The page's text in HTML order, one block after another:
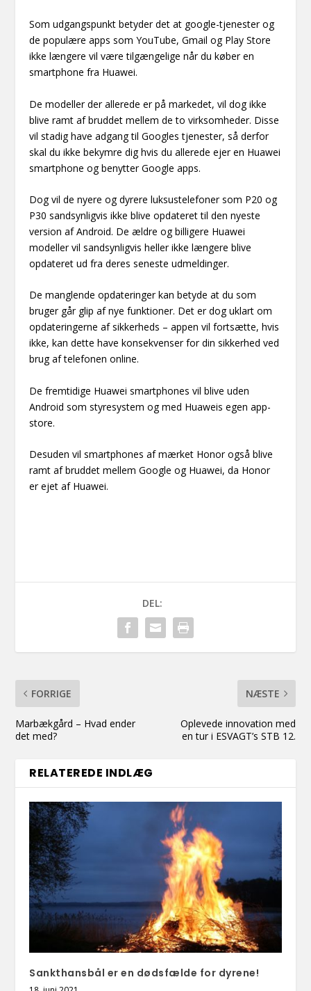
Som udgangspunkt betyder det at google-tjenester og
de populære apps som YouTube, Gmail og Play Store
ikke længere vil være tilgængelige når du køber en
smartphone fra Huawei.
De modeller der allerede er på markedet, vil dog ikke
blive ramt af bruddet mellem de to virksomheder. Disse
vil stadig have adgang til Googles tjenester, så derfor
skal du ikke bekymre dig hvis du allerede ejer en Huawei
smartphone og benytter Google apps.
Dog vil de nyere og dyrere luksustelefoner som P20 og
P30 sandsynligvis ikke blive opdateret til den nyeste
version af Android. De ældre og billigere Huawei
modeller vil sandsynligvis heller ikke længere blive
opdateret ud fra deres seneste udmeldinger.
De manglende opdateringer kan betyde at du som
bruger går glip af nye funktioner. Det er dog uklart om
opdateringerne af sikkerheds – appen vil fortsætte, hvis
ikke, kan dette have konsekvenser for din sikkerhed ved
brug af telefonen online.
De fremtidige Huawei smartphones vil blive uden
Android som styresystem og med Huaweis egen app-
store.
Desuden vil smartphones af mærket Honor også blive
ramt af bruddet mellem Google og Huawei, da Honor
er ejet af Huawei.
DEL:
FORRIGE
Marbækgård – Hvad ender
det med?
NÆSTE
Oplevede innovation med
en tur i ESVAGT’s STB 12.
RELATEREDE INDLÆG
Sankthansbål er en dødsfælde for dyrene!